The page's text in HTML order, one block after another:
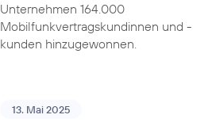
Unternehmen 164.000
Mobilfunkvertragskundinnen und -
kunden hinzugewonnen.
13. Mai 2025